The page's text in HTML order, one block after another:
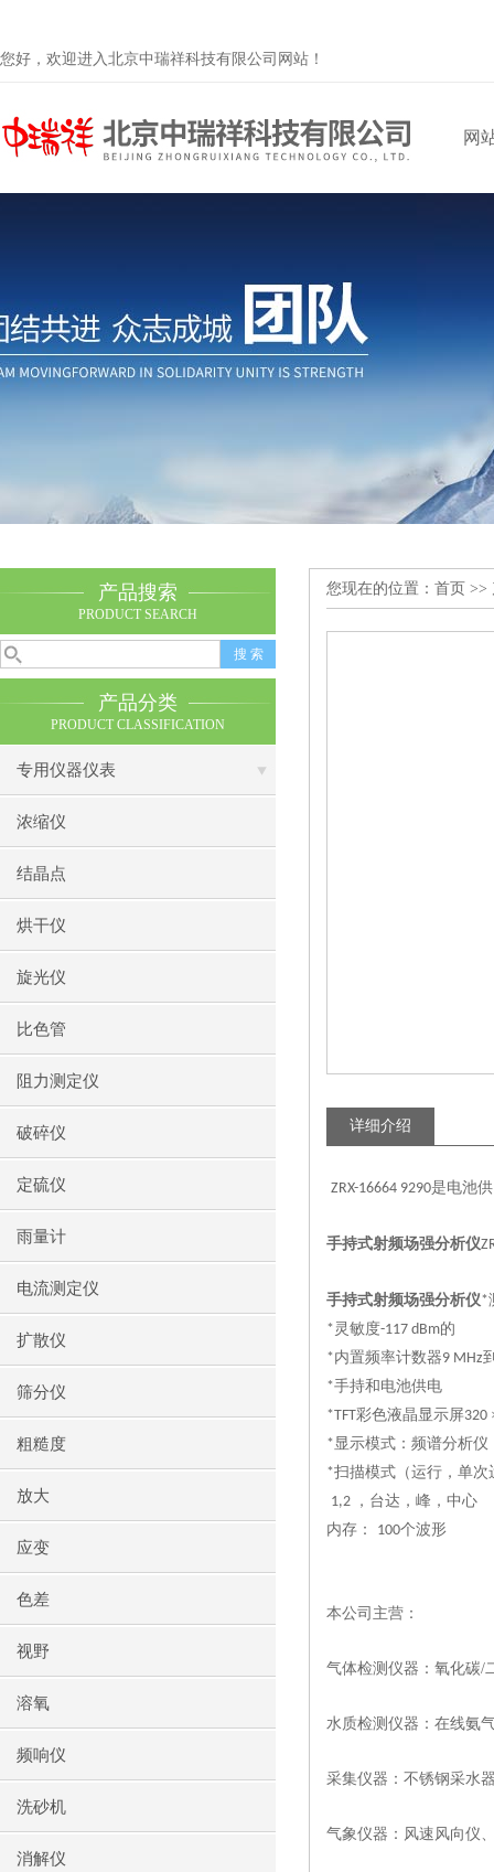
您好，欢迎进入北京中瑞祥科技有限公司网站！
网
产品搜索
PRODUCT SEARCH
产品分类
PRODUCT CLASSIFICATION
专用仪器仪表
浓缩仪
结晶点
烘干仪
旋光仪
比色管
阻力测定仪
破碎仪
定硫仪
雨量计
电流测定仪
扩散仪
筛分仪
粗糙度
放大
应变
色差
视野
溶氧
频响仪
洗砂机
消解仪
您现在的位置： 首页 >>
详细介绍
ZRX-16664 9290是电池
手持式射频场强分析仪
手持式射频场强分析仪*
* 灵敏度-117 dBm的
*内置频率计数器9 MHz
*手持和电池供电
*TFT彩色液晶显示屏320
*显示模式：频谱分析
*扫描模式（运行，单次
1,2 ，台达，峰，中心
内存：
100个波形
本公司主营：
气体检测仪器：氧化碳/
水质检测仪器：在线氨
采集仪器：不锈钢采水
气象仪器：风速风向仪